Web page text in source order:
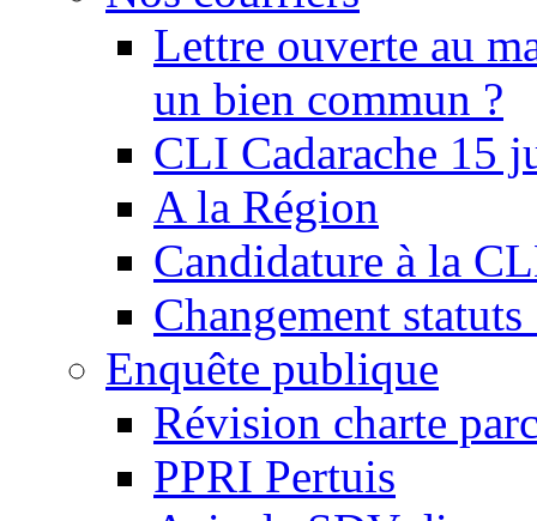
Lettre ouverte au
un bien commun ?
CLI Cadarache 15
A la Région
Candidature à la
Changement
Enquête publique
Révision charte
PPRI Pertuis